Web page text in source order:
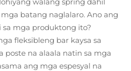
batang naglalaro. Ano ang
mga produktong ito?
fleksibleng bar kaysa sa
poste na alaala natin sa mga
ang mga espesyal na